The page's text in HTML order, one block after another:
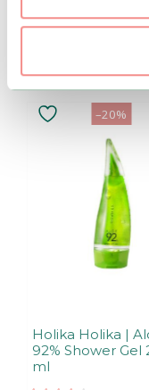
Tutustu
–20%
Holika Holika |
92% Shower Gel
ml